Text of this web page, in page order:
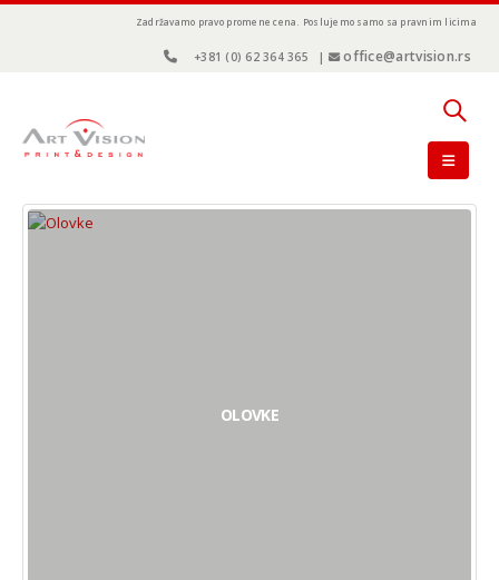
Zadržavamo pravo promene cena. Poslujemo samo sa pravnim licima
+381 (0) 62 364 365 | office@artvision.rs
OLOVKE